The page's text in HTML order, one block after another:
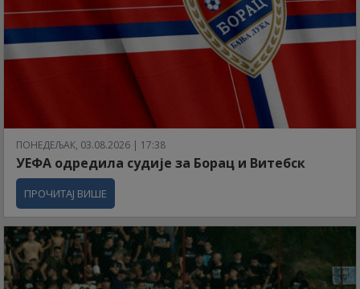
ПОНЕДЕЉАК, 03.08.2026 | 17:38
УЕФА одредила судије за Борац и Витебск
ПРОЧИТАЈ ВИШЕ